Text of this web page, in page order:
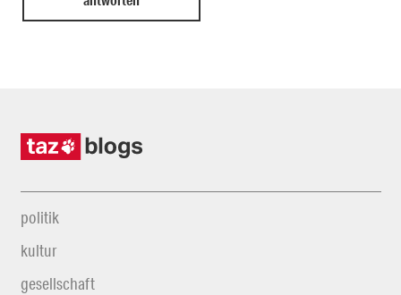
politik
kultur
gesellschaft